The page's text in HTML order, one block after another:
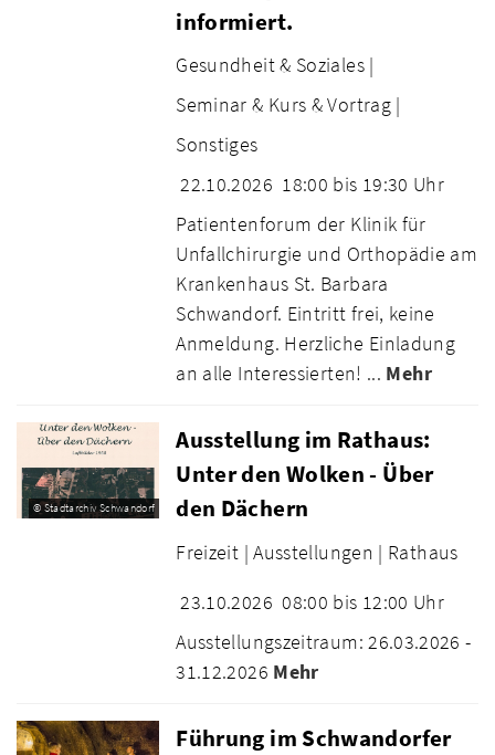
informiert.
Gesundheit & Soziales |
Seminar & Kurs & Vortrag |
Sonstiges
22.10.2026 18:00 bis 19:30 Uhr
Patientenforum der Klinik für
Unfallchirurgie und Orthopädie am
Krankenhaus St. Barbara
Schwandorf. Eintritt frei, keine
Anmeldung. Herzliche Einladung
an alle Interessierten! ... Mehr
© Stadtarchiv Schwandorf
Ausstellung im Rathaus:
Unter den Wolken - Über
den Dächern
Freizeit | Ausstellungen | Rathaus
23.10.2026 08:00 bis 12:00 Uhr
Ausstellungszeitraum: 26.03.2026 -
31.12.2026 Mehr
Führung im Schwandorfer